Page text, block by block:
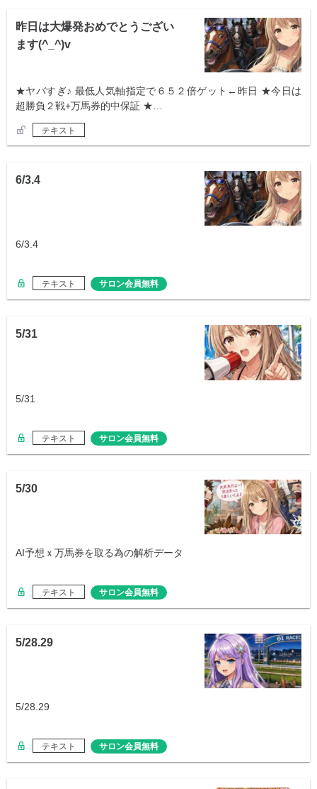
昨日は大爆発おめでとうござい
ます(^_^)v
★ヤバすぎ♪ 最低人気軸指定で６５２倍ゲット←昨日 ★今日は
超勝負２戦+万馬券的中保証 ★…
テキスト
6/3.4
6/3.4
テキスト サロン会員無料
5/31
5/31
テキスト サロン会員無料
5/30
AI予想ｘ万馬券を取る為の解析データ
テキスト サロン会員無料
5/28.29
5/28.29
テキスト サロン会員無料